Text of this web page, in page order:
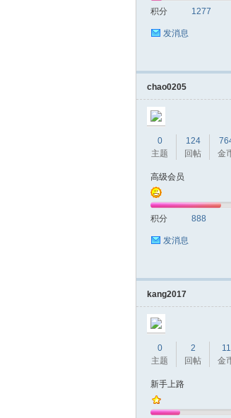
夜
积分 1277
发消息
chao0205
0
主题
124
回帖
金
高级会员
积分 888
发消息
kang2017
0
主题
2
回帖
11
金
新手上路